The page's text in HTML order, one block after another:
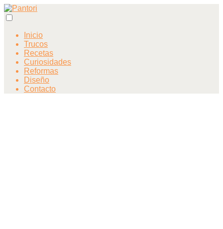
Inicio
Trucos
Recetas
Curiosidades
Reformas
Diseño
Contacto